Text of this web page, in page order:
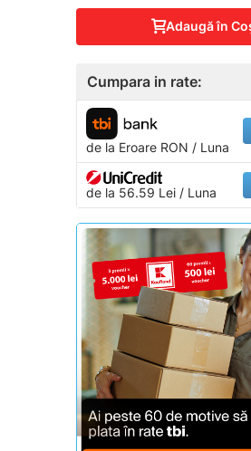
Adaugă în
Cumpara in rate:
de la EroareRON / Luna
de la 56.59 Lei / Luna